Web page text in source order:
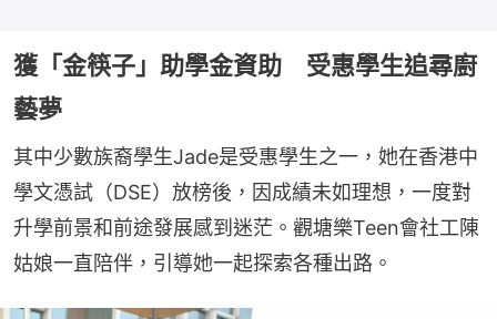
獲「金筷子」助學金資助 受惠學生追尋廚
藝夢
其中少數族裔學生Jade是受惠學生之一，她在香港中
學文憑試（DSE）放榜後，因成績未如理想，一度對
升學前景和前途發展感到迷茫。觀塘樂Teen會社工陳
姑娘一直陪伴，引導她一起探索各種出路。